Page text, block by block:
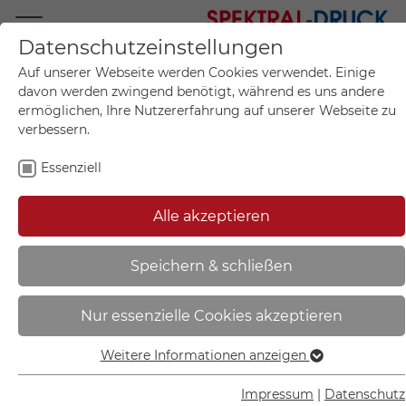
Mo.-Fr. 09:00-17:00
+49 (0)711 55 75 25
Mein Konto
Mein Warenkorb
Sie sind hier: Start
Nachtparktafel | klappbar,
rot/weiß , bauartgeprüft - 57.2374
Datenschutzeinstellungen
Auf unserer Webseite werden Cookies verwendet. Einige
davon werden zwingend benötigt, während es uns andere
ermöglichen, Ihre Nutzererfahrung auf unserer Webseite zu
verbessern.
Essenziell
Alle akzeptieren
Speichern & schließen
Nur essenzielle Cookies akzeptieren
Essenziell
Essenzielle Cookies werden für grundlegende Funktionen
Weitere Informationen anzeigen
Impressum Datenschutz